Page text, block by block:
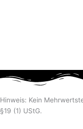
Hinweis: Kein
§19 (1) UStG.